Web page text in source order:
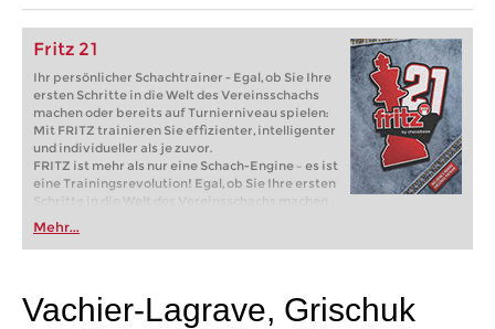
Fritz 21
Ihr persönlicher Schachtrainer - Egal, ob Sie Ihre
ersten Schritte in die Welt des Vereinsschachs
machen oder bereits auf Turnierniveau spielen:
Mit FRITZ trainieren Sie effizienter, intelligenter
und individueller als je zuvor.
FRITZ ist mehr als nur eine Schach-Engine – es ist
eine Trainingsrevolution! Egal, ob Sie Ihre ersten
Schritte in die Welt des Vereinsschachs machen
oder bereits auf Turnierniveau spielen: Mit
FRITZ trainieren Sie effizienter, intelligenter und
individueller als je zuvor.
Mehr...
Vachier-Lagrave, Grischuk